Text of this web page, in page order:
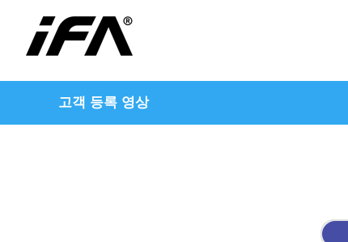
고객 등록 영상